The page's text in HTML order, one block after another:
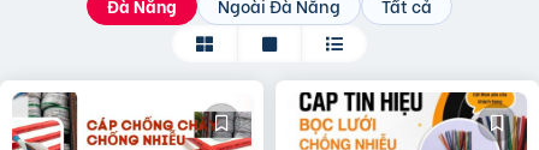
Đà Nẵng Ngoài Đà Nẵng Tất cả